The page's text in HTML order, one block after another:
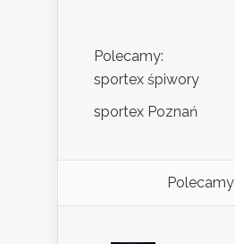
Polecamy:
sportex śpiwory
sportex Poznań
Polecamy